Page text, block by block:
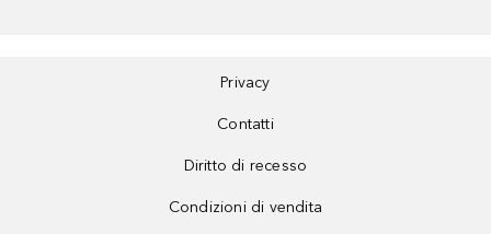
Privacy
Contatti
Diritto di recesso
Condizioni di vendita